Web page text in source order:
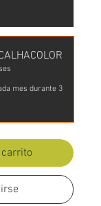
mes durante 3